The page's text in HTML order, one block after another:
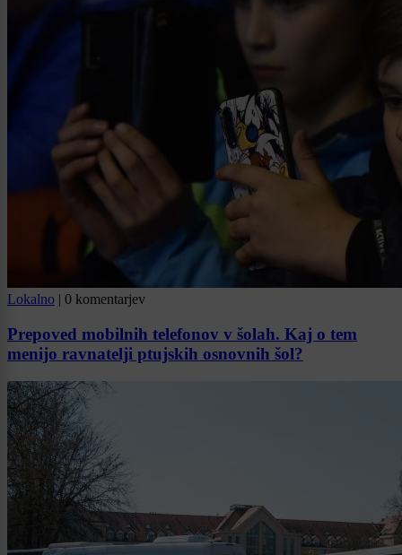
Lokalno | 0 komentarjev
Prepoved mobilnih telefonov v šolah. Kaj o tem
menijo ravnatelji ptujskih osnovnih šol?